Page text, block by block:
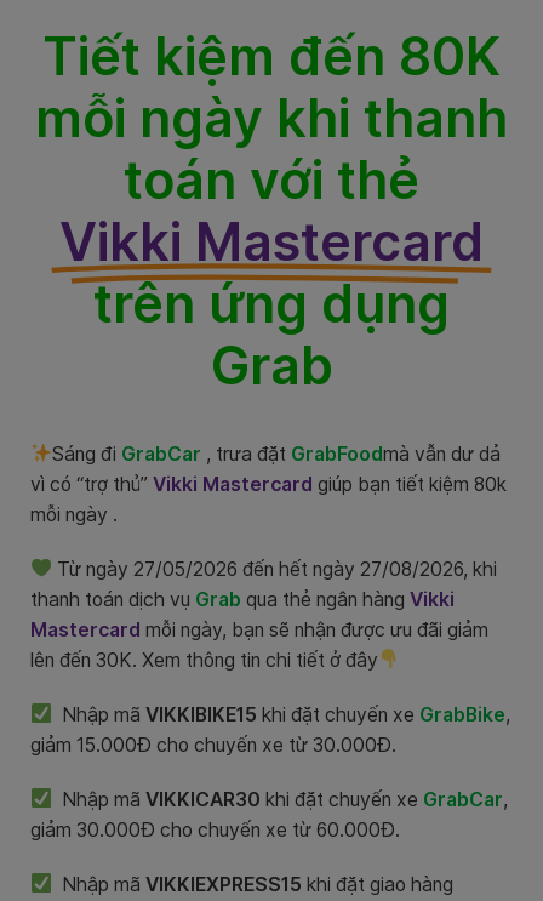
Tiết kiệm đến 80K
mỗi ngày khi thanh
toán với thẻ
Vikki Mastercard
trên ứng dụng
Grab
Sáng đi GrabCar , trưa đặt GrabFoodmà vẫn dư dả
vì có “trợ thủ” Vikki Mastercard giúp bạn tiết kiệm 80k
mỗi ngày .
Từ ngày 27/05/2026 đến hết ngày 27/08/2026, khi
thanh toán dịch vụ Grab qua thẻ ngân hàng Vikki
Mastercard mỗi ngày, bạn sẽ nhận được ưu đãi giảm
lên đến 30K. Xem thông tin chi tiết ở đây
Nhập mã VIKKIBIKE15 khi đặt chuyến xe GrabBike,
giảm 15.000Đ cho chuyến xe từ 30.000Đ.
Nhập mã VIKKICAR30 khi đặt chuyến xe GrabCar,
giảm 30.000Đ cho chuyến xe từ 60.000Đ.
Nhập mã VIKKIEXPRESS15 khi đặt giao hàng